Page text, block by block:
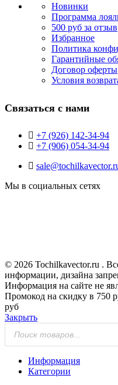
Новинки
Программа
500 руб за отзыв
Избранное
Политика
Гарантийные
Договор оферты
Условия
Связаться с нами
+7 (926) 142-34-94
+7 (906) 054-34-94
Мы в социальных сетях
© 2026 Tochilkavector.ru .
информации, дизайна
Информация на сайте не
Промокод на скидку в 750
руб
Закрыть
товаров
Информация
Категории